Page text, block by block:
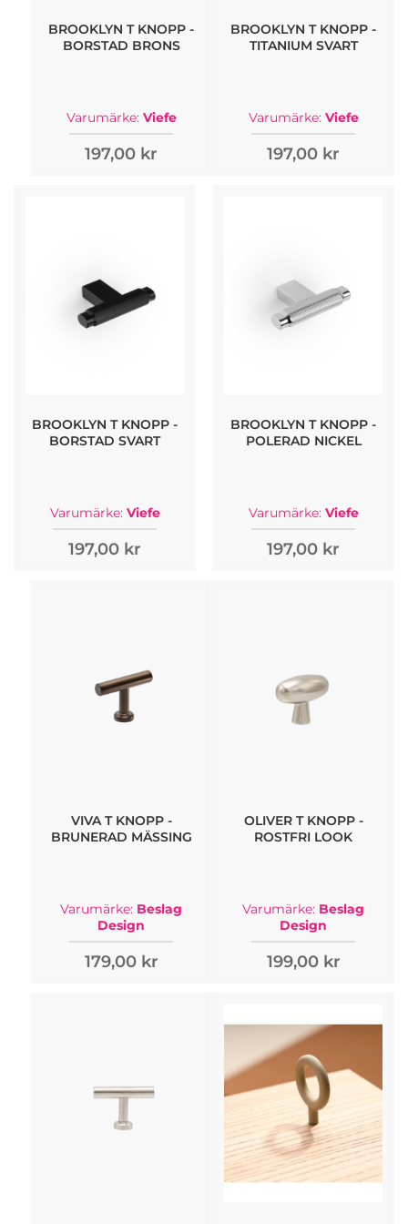
BROOKLYN T KNOPP -
BORSTAD BRONS
Varumärke: Viefe
197,00 kr
BROOKLYN T KNOPP -
TITANIUM SVART
Varumärke: Viefe
197,00 kr
BROOKLYN T KNOPP -
BORSTAD SVART
Varumärke: Viefe
197,00 kr
BROOKLYN T KNOPP -
POLERAD NICKEL
Varumärke: Viefe
197,00 kr
VIVA T KNOPP -
BRUNERAD MÄSSING
Varumärke: Beslag
Design
179,00 kr
OLIVER T KNOPP -
ROSTFRI LOOK
Varumärke: Beslag
Design
199,00 kr